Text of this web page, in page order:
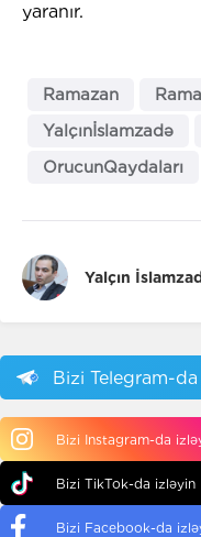
yaranır.
Ramazan
Yalçınİslamzadə
OrucunQaydaları
Yalçın
Bizi Telegram-
Bizi Instagram-da
Bizi TikTok-da izləyin
Bizi Facebook-da